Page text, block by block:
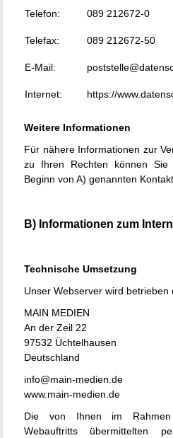
Telefon: 089 212672-0
Telefax: 089 212672-50
E-Mail:
Internet: https://
Weitere Informationen
Für nähere Informationen zur
zu Ihren Rechten können
Beginn von A) genannten
B) Informationen zum
Technische Umsetzung
Unser Webserver wird betrieben
MAIN MEDIEN
An der Zeil 22
97532 Üchtelhausen
Deutschland
info@main-medien.de
www.main-medien.de
Die von Ihnen im
Webauftritts übermittelten